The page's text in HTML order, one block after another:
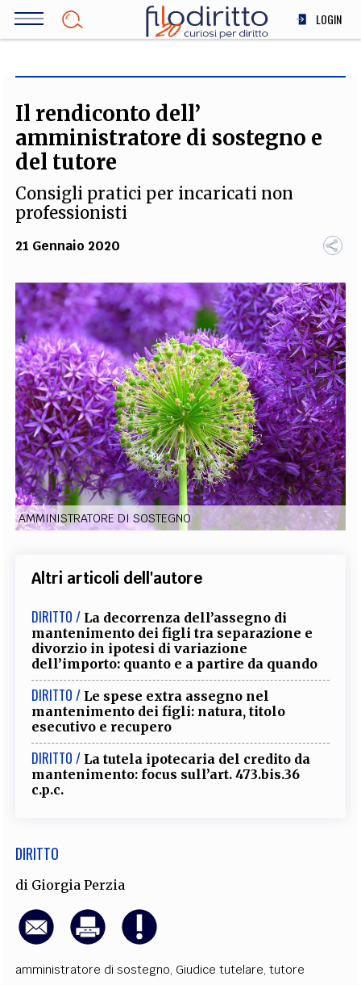
Salta
LOGIN
SOCIETÀ
MEDICINA
INNOVAZIONE
TEAM
FILODIRITTO REDAZIONE COMITATO SCIENTIFICO AUTORI CURATORI
FOTOGRAFI PARTNER COLLABORA CON NOI
EXTRA
CODICI RUBRICHE LIBRI PROCEEDINGS PUBBLICITÀ CONTATTI
SOCIAL MEDIA
Il rendiconto dell’
amministratore di sostegno e
del tutore
Consigli pratici per incaricati non
professionisti
21 Gennaio 2020
AMMINISTRATORE DI SOSTEGNO
Altri articoli dell'autore
DIRITTO / La decorrenza dell’assegno di
mantenimento dei figli tra separazione e
divorzio in ipotesi di variazione
dell’importo: quanto e a partire da quando
DIRITTO / Le spese extra assegno nel
mantenimento dei figli: natura, titolo
esecutivo e recupero
DIRITTO / La tutela ipotecaria del credito da
mantenimento: focus sull’art. 473.bis.36
c.p.c.
DIRITTO
di Giorgia Perzia
amministratore di sostegno, Giudice tutelare,tutore